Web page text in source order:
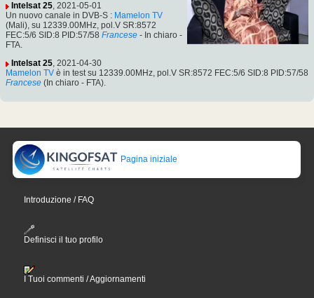
Intelsat 25, 2021-05-01
Un nuovo canale in DVB-S : Mamelon TV
(Mali), su 12339.00MHz, pol.V SR:8572
FEC:5/6 SID:8 PID:57/58 Francese - In chiaro -
FTA.
Intelsat 25, 2021-04-30
Mamelon TV è in test su 12339.00MHz, pol.V SR:8572 FEC:5/6 SID:8 PID:57/58
Francese (In chiaro - FTA).
Pagina iniziale
Introduzione / FAQ
Definisci il tuo profilo
I Tuoi commenti / Aggiornamenti